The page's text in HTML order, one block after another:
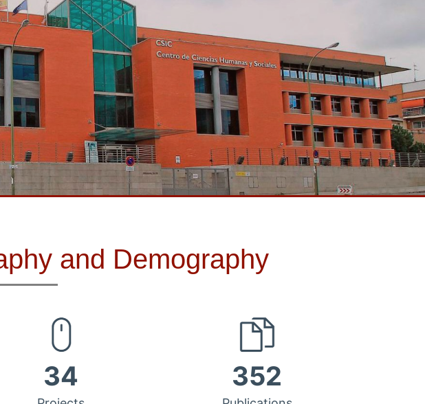
and Demography
34 352